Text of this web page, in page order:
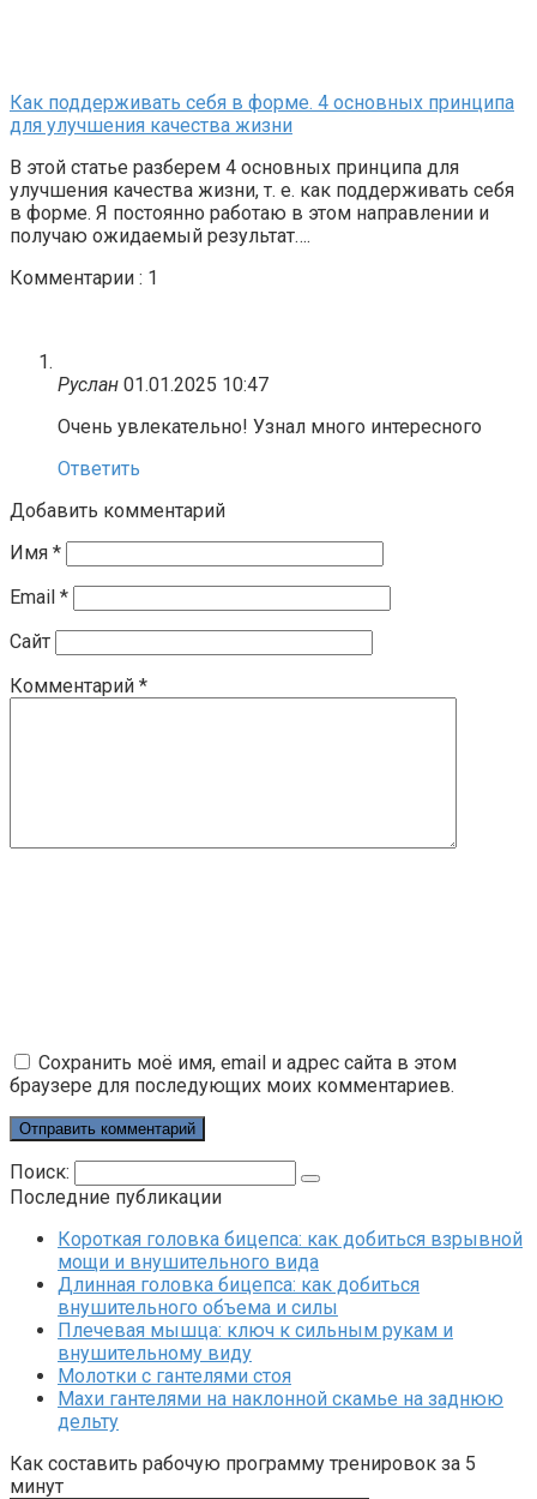
Как поддерживать себя в форме. 4 основных принципа
для улучшения качества жизни
В этой статье разберем 4 основных принципа для
улучшения качества жизни, т. е. как поддерживать себя
в форме. Я постоянно работаю в этом направлении и
получаю ожидаемый результат….
Комментарии : 1
Руслан 01.01.2025 10:47
Очень увлекательно! Узнал много интересного
Ответить
Добавить комментарий
Имя *
Email *
Сайт
Комментарий *
Сохранить моё имя, email и адрес сайта в этом
браузере для последующих моих комментариев.
Поиск:
Последние публикации
Короткая головка бицепса: как добиться взрывной
мощи и внушительного вида
Длинная головка бицепса: как добиться
внушительного объема и силы
Плечевая мышца: ключ к сильным рукам и
внушительному виду
Молотки с гантелями стоя
Махи гантелями на наклонной скамье на заднюю
дельту
Как составить рабочую программу тренировок за 5
минут